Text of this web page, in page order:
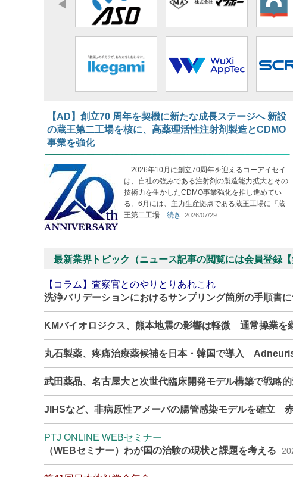
【AD】​​​​​​​創立70 周年を契機に新たな成長ステージへ 新設
の蔵王第二工場を核に、高薬理活性注射剤製造とCDMO
事業を強化
2026年10月に創立70周年を迎えるコーアイセイ
は、自社の強みである注射剤の製造能力拡大とその
技術力を生かしたCDMO事業強化を推し進めてい
る。6月には、主力生産拠点である蔵王工場に『蔵
王第二工場 ...続き 2026/07/29
最新業界トピック（ニュース記事の閲覧には会員登録【
【コラム】査察官とのやりとりあれこれ
洗浄バリデーションにおけるサンプリング箇所の手順書
KMバイオロジクス、熊本地震の影響は軽微 通常操業を
丸石製薬、疼痛治療薬候補を日本・韓国で導入
武田薬品、名古屋大と次世代臨床開発モデル構築で戦略
JIHSなど、非病原性アメーバの腸管感染モデルを確立
PTJ ONLINE WEBセミナー
（WEBセミナー）わが国の治験の現状と課題を考える